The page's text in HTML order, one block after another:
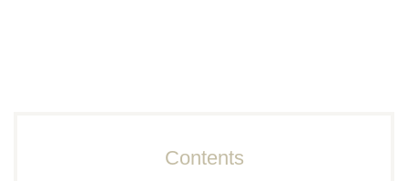
Contents